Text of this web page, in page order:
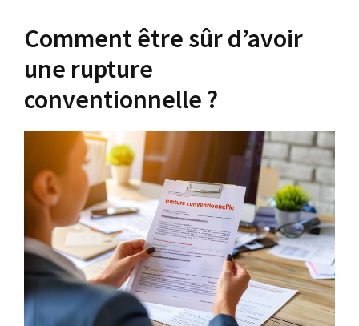
Comment être sûr d’avoir
une rupture
conventionnelle ?